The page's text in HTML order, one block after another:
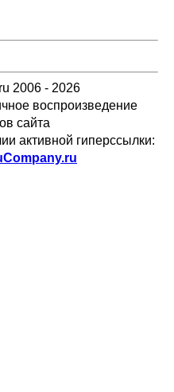
2006 - 2026
воспроизведение
сайта
активной гиперссылки: